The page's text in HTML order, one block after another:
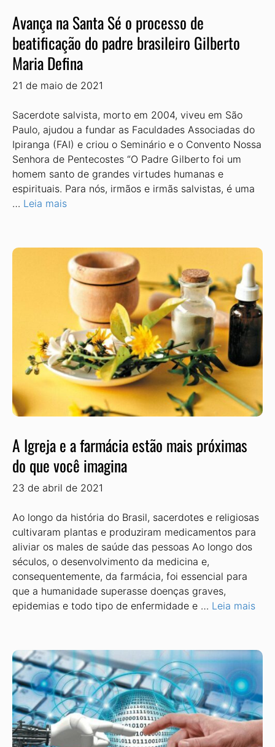
Avança na Santa Sé o processo de
beatificação do padre brasileiro Gilberto
Maria Defina
21 de maio de 2021
Sacerdote salvista, morto em 2004, viveu em São
Paulo, ajudou a fundar as Faculdades Associadas do
Ipiranga (FAI) e criou o Seminário e o Convento Nossa
Senhora de Pentecostes “O Padre Gilberto foi um
homem santo de grandes virtudes humanas e
espirituais. Para nós, irmãos e irmãs salvistas, é uma
… Leia mais
A Igreja e a farmácia estão mais próximas
do que você imagina
23 de abril de 2021
Ao longo da história do Brasil, sacerdotes e religiosas
cultivaram plantas e produziram medicamentos para
aliviar os males de saúde das pessoas Ao longo dos
séculos, o desenvolvimento da medicina e,
consequentemente, da farmácia, foi essencial para
que a humanidade superasse doenças graves,
epidemias e todo tipo de enfermidade e … Leia mais